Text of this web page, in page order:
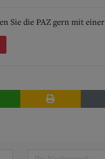
Sie die PAZ gern mit einer